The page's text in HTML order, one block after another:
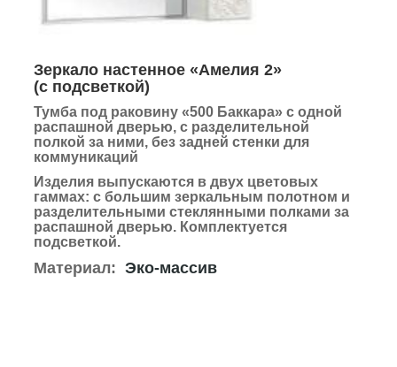
Зеркало настенное «Амелия 2»
(с подсветкой)
Тумба под раковину «500 Баккара» с одной
распашной дверью, с разделительной
полкой за ними, без задней стенки для
коммуникаций
Изделия выпускаются в двух цветовых
гаммах: с большим зеркальным полотном и
разделительными стеклянными полками за
распашной дверью. Комплектуется
подсветкой.
Материал: Эко-массив